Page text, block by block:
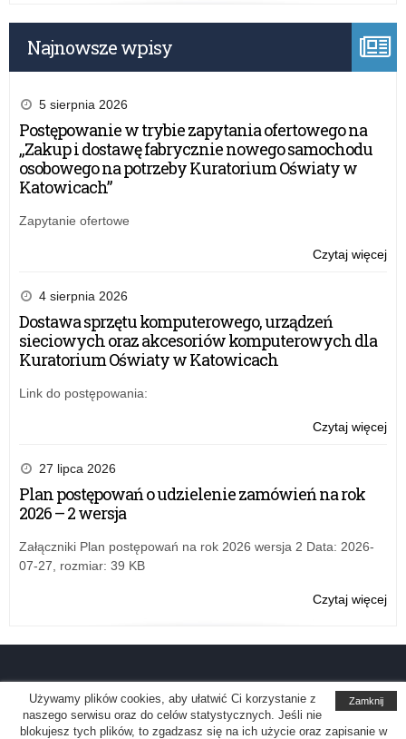
Najnowsze wpisy
5 sierpnia 2026
Postępowanie w trybie zapytania ofertowego na
„Zakup i dostawę fabrycznie nowego samochodu
osobowego na potrzeby Kuratorium Oświaty w
Katowicach”
Zapytanie ofertowe
Czytaj więcej
4 sierpnia 2026
Dostawa sprzętu komputerowego, urządzeń
sieciowych oraz akcesoriów komputerowych dla
Kuratorium Oświaty w Katowicach
Link do postępowania:
Czytaj więcej
na
27 lipca 2026
Plan postępowań o udzielenie zamówień na rok
2026 – 2 wersja
Załączniki Plan postępowań na rok 2026 wersja 2 Data: 2026-
07-27, rozmiar: 39 KB
Czytaj więcej
i
Biuletyn Informacji Publicznej Kuratorium Oświaty w Katowicach |Deklaracja
Zamknij
Używamy plików cookies, aby ułatwić Ci korzystanie z
naszego serwisu oraz do celów statystycznych. Jeśli nie
blokujesz tych plików, to zgadzasz się na ich użycie oraz zapisanie w